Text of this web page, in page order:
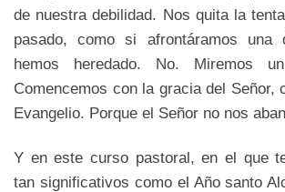
de nuestra debilidad. Nos quita la
pasado, como si afrontáramos una
hemos heredado. No. Miremos
Comencemos con la gracia del Señor,
Evangelio. Porque el Señor no nos
Y en este curso pastoral, en el que
tan significativos como el Año santo